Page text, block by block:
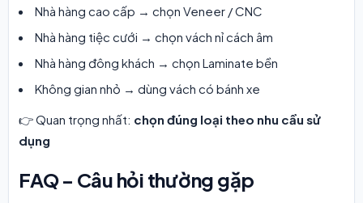
Nhà hàng cao cấp → chọn Veneer / CNC
Nhà hàng tiệc cưới → chọn vách nỉ cách âm
Nhà hàng đông khách → chọn Laminate bền
Không gian nhỏ → dùng vách có bánh xe
👉 Quan trọng nhất: chọn đúng loại theo nhu cầu sử
dụng
FAQ – Câu hỏi thường gặp